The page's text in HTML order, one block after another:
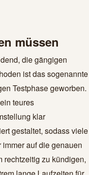
müssen
die gängigen
ist das sogenannte
Testphase geworben.
teures
klar
gestaltet, sodass viele
auf die genauen
rechtzeitig zu kündigen,